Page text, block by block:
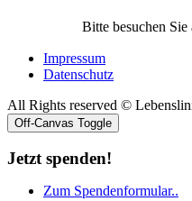
Bitte besuchen Sie
Impressum
Datenschutz
All Rights reserved ©
Off-Canvas Toggle
Jetzt spenden!
Zum Spendenformular..